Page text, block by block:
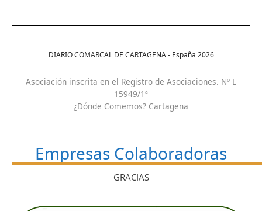
DIARIO COMARCAL DE CARTAGENA - España 2026
Asociación inscrita en el Registro de Asociaciones. Nº L
15949/1ª
¿Dónde Comemos? Cartagena
Empresas Colaboradoras
GRACIAS